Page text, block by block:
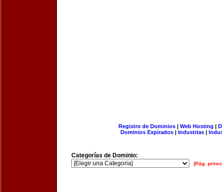
Registro de Dominios| Web Hosting |
Dominios Expirados | Industrias |
Categorías de Dominio:
[Pág.